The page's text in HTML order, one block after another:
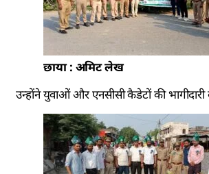
छाया : अमिट लेख
उन्होंने युवाओं और एनसीसी कैडेटों की